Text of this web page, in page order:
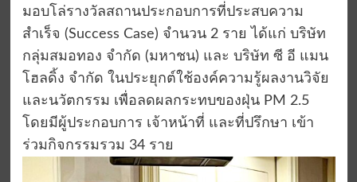
มอบโล่รางวัลสถานประกอบการที่ประสบความ
สำเร็จ (Success Case) จำนวน 2 ราย ได้แก่ บริษัท
กลุ่มสมอทอง จำกัด (มหาชน) และ บริษัท ซี อี แมน
โฮลดิ้ง จำกัด ในประยุกต์ใช้องค์ความรู้ผลงานวิจัย
และนวัตกรรม เพื่อลดผลกระทบของฝุ่น PM 2.5
โดยมีผู้ประกอบการ เจ้าหน้าที่ และที่ปรึกษา เข้า
ร่วมกิจกรรมรวม 34 ราย